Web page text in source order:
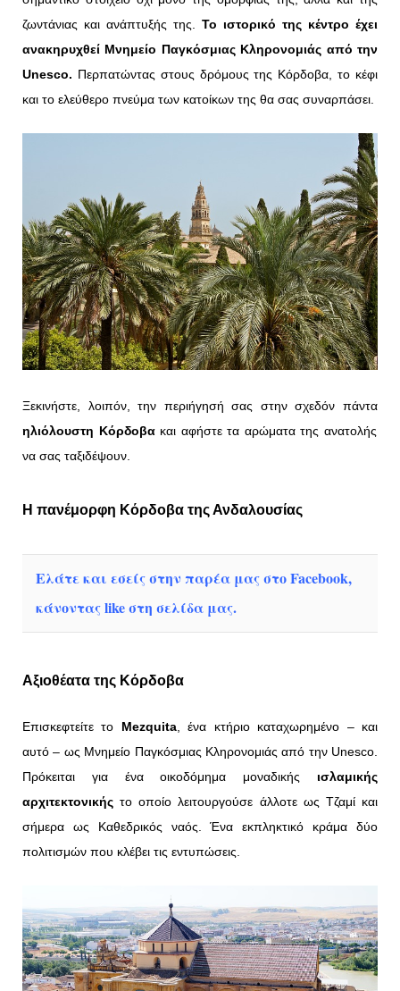
ζωντάνιας και ανάπτυξής της. Το ιστορικό της κέντρο έχει
ανακηρυχθεί Μνημείο Παγκόσμιας Κληρονομιάς από την
Unesco. Περπατώντας στους δρόμους της Κόρδοβα, το κέφι
και το ελεύθερο πνεύμα των κατοίκων της θα σας συναρπάσει.
Ξεκινήστε, λοιπόν, την περιήγησή σας στην σχεδόν πάντα
ηλιόλουστη Κόρδοβακαι αφήστε τα αρώματα της ανατολής
να σας ταξιδέψουν.
Η πανέμορφη Κόρδοβα της Ανδαλουσίας
Ελάτε και εσείς στην παρέα μας στο Facebook,
κάνοντας like στη σελίδα μας.
Αξιοθέατα της Κόρδοβα
Επισκεφτείτε το Mezquita, ένα κτήριο καταχωρημένο – και
αυτό – ως Μνημείο Παγκόσμιας Κληρονομιάς από την Unesco.
Πρόκειται για ένα οικοδόμημα μοναδικής ισλαμικής
αρχιτεκτονικής το οποίο λειτουργούσε άλλοτε ως Τζαμί και
σήμερα ως Καθεδρικός ναός. Ένα εκπληκτικό κράμα δύο
πολιτισμών που κλέβει τις εντυπώσεις.